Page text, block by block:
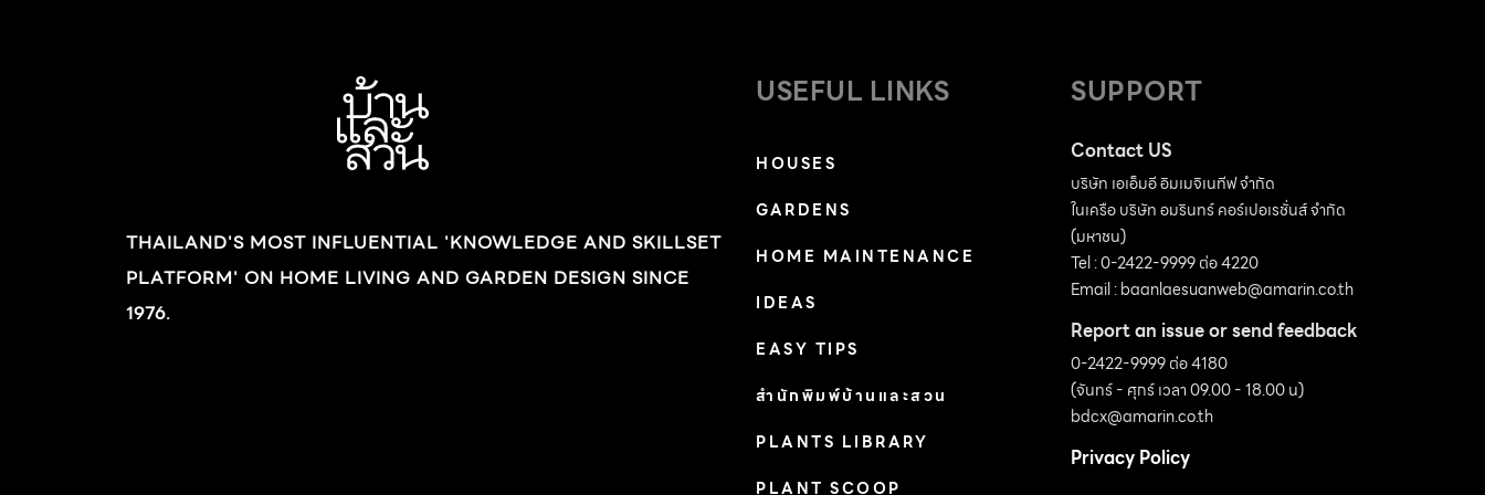
THAILAND'S MOST INFLUENTIAL 'KNOWLEDGE AND SKILLSET
PLATFORM' ON HOME LIVING AND GARDEN DESIGN SINCE
1976.
USEFUL LINKS
HOUSES
GARDENS
HOME MAINTENANCE
IDEAS
EASY TIPS
สำนักพิมพ์บ้านและสวน
PLANTS LIBRARY
PLANT SCOOP
SUPPORT
Contact US
บริษัท เอเอ็มอี อิมเมจิเนทีฟ จำกัด
ในเครือ บริษัท อมรินทร์ คอร์เปอเรชั่นส์ จำกัด
(มหาชน)
Tel : 0-2422-9999 ต่อ 4220
Email :baanlaesuanweb@amarin.co.th
Report an issue or send feedback
0-2422-9999 ต่อ 4180
(จันทร์ - ศุกร์ เวลา 09.00 - 18.00 น)
bdcx@amarin.co.th
Privacy Policy